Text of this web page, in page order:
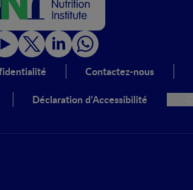
Contactez-nous
Déclaration d’Accessibilité